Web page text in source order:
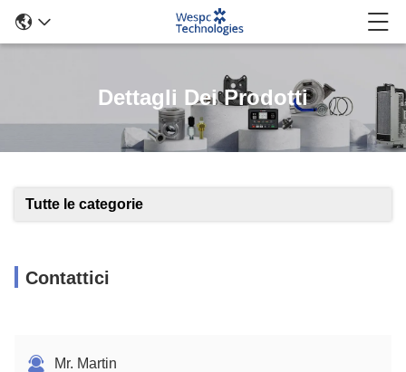
Dettagli Dei Prodotti
Tutte le categorie
Contattici
Mr. Martin